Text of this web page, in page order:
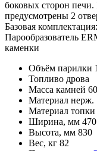
боковых сторон
предусмотрены 2
Базовая
Парообразователь
каменки
Объём парилки
Топливо дрова
Масса камней
Материал нерж.
Материал топки
Ширина, мм 470
Высота, мм 830
Вес, кг 82